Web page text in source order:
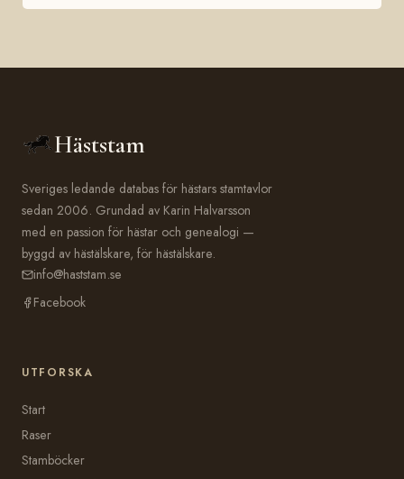
Häststam
Sveriges ledande databas för hästars stamtavlor
sedan 2006. Grundad av Karin Halvarsson
med en passion för hästar och genealogi —
byggd av hästälskare, för hästälskare.
info@haststam.se
Facebook
UTFORSKA
Start
Raser
Stamböcker